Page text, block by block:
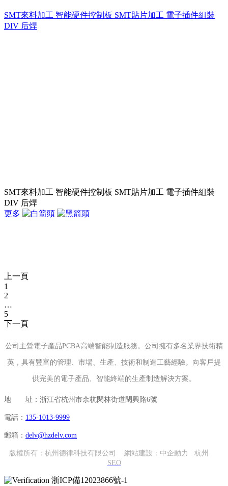
SMT來料加工 智能硬件控制板 SMT貼片加工 電子插件組裝
DIV 后焊
SMT來料加工 智能硬件控制板 SMT貼片加工 電子插件組裝
DIV 后焊
更多
上一頁
1
2
…
5
下一頁
公司主營電子產品PCBA高端智能制造服務。公司擁有多名業界技術精
英，具有豐富的管理、市場、生產、技術和制造工藝經驗。向客戶提
供完美的電子產品、智能終端的生產制造解決方案。
地 址：浙江省杭州市余杭閑林街道閑興路6號
電話： 135-1013-9999
郵箱： delv@hzdelv.com
版權所有：杭州德律科技有限公司 網站建設： 中企動力
杭州
SEO
浙ICP備12023866號-1